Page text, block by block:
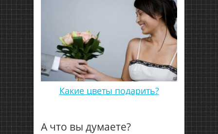
Какие цветы подарить?
А что вы думаете?